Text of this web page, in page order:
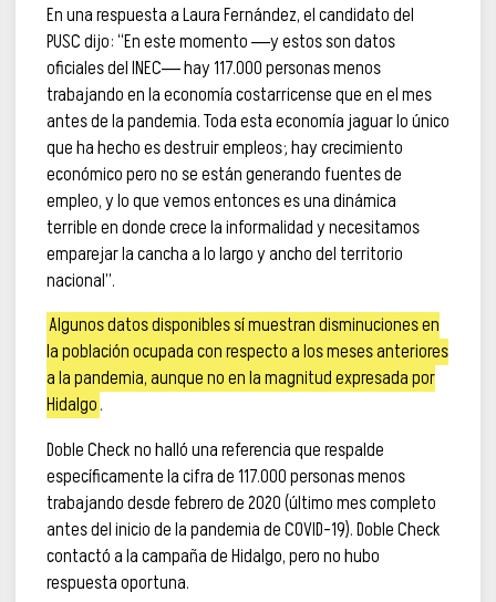
En una respuesta a Laura Fernández, el candidato del
PUSC dijo: “En este momento ―y estos son datos
oficiales del INEC― hay 117.000 personas menos
trabajando en la economía costarricense que en el mes
antes de la pandemia. Toda esta economía jaguar lo único
que ha hecho es destruir empleos; hay crecimiento
económico pero no se están generando fuentes de
empleo, y lo que vemos entonces es una dinámica
terrible en donde crece la informalidad y necesitamos
emparejar la cancha a lo largo y ancho del territorio
nacional”.
Algunos datos disponibles sí muestran disminuciones en
la población ocupada con respecto a los meses anteriores
a la pandemia, aunque no en la magnitud expresada por
Hidalgo.
Doble Check no halló una referencia que respalde
específicamente la cifra de 117.000 personas menos
trabajando desde febrero de 2020 (último mes completo
antes del inicio de la pandemia de COVID-19). Doble Check
contactó a la campaña de Hidalgo, pero no hubo
respuesta oportuna.